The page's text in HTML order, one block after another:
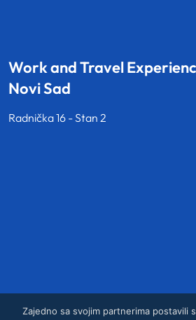
Work and Travel
Novi Sad
Radnička 16 - Stan 2
Zajedno sa svojim partnerima postavili